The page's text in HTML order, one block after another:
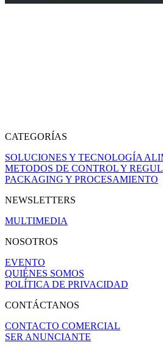
CATEGORÍAS
SOLUCIONES Y TECNOLOGÍA
METODOS DE CONTROL Y
PACKAGING Y PROCESAMIENTO
NEWSLETTERS
MULTIMEDIA
NOSOTROS
EVENTO
QUIÉNES SOMOS
POLÍTICA DE PRIVACIDAD
CONTÁCTANOS
CONTACTO COMERCIAL
SER ANUNCIANTE